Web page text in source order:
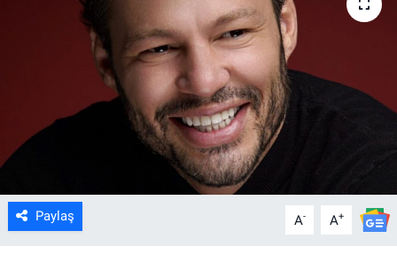
Paylaş A- A+